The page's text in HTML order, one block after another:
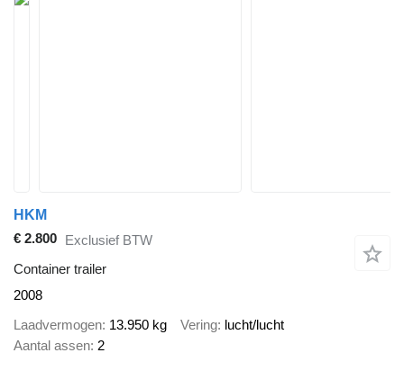
HKM
€ 2.800 Exclusief BTW
Container trailer
2008
Laadvermogen 13.950 kg Vering lucht/lucht
Aantal assen 2